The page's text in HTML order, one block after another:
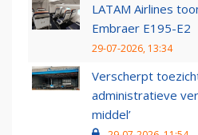
LATAM Airlines
Embraer E195-E2
29-07-2026, 13:34
Verscherpt
administratieve
middel’